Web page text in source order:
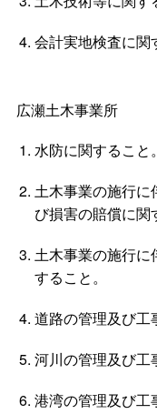
会計実地検査に関
広瀬土木事業所
水防に関すること。
土木事業の施行に
び損害の賠償に関
土木事業の施行に
すること。
道路の管理及び工
河川の管理及び工
港湾の管理及び工